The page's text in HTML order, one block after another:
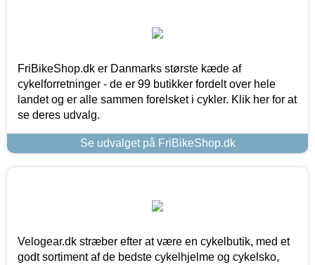
FriBikeShop.dk er Danmarks største kæde af
cykelforretninger - de er 99 butikker fordelt over hele
landet og er alle sammen forelsket i cykler. Klik her for at
se deres udvalg.
Se udvalget på FriBikeShop.dk
Velogear.dk stræber efter at være en cykelbutik, med et
godt sortiment af de bedste cykelhjelme og cykelsko,